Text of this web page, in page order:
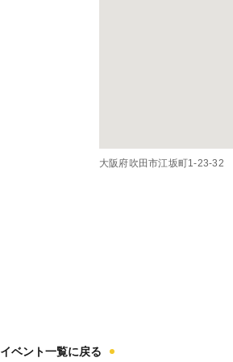
大阪府吹田市江坂町1-23-32
イベント一覧に戻る